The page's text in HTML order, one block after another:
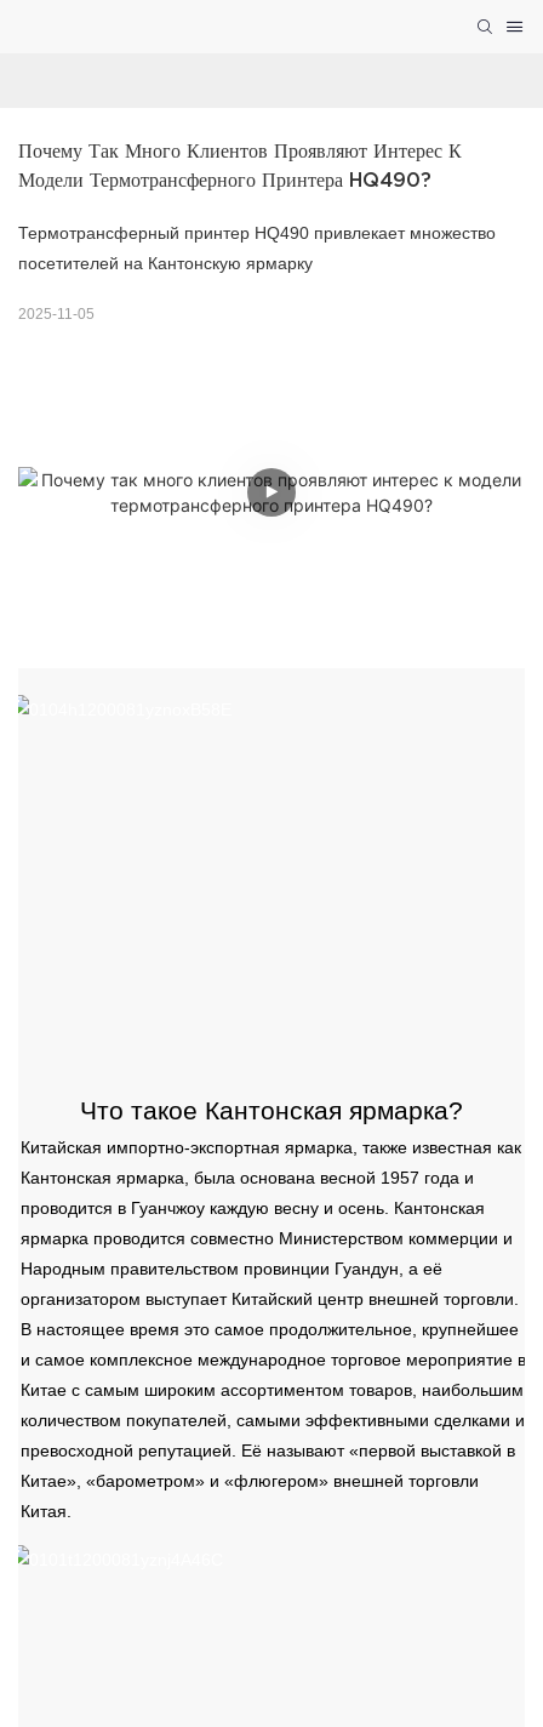
Почему Так Много Клиентов Проявляют Интерес К
Модели Термотрансферного Принтера HQ490?
Термотрансферный принтер HQ490 привлекает множество
посетителей на Кантонскую ярмарку
2025-11-05
Что такое Кантонская ярмарка?
Китайская импортно-экспортная ярмарка, также известная как
Кантонская ярмарка, была основана весной 1957 года и
проводится в Гуанчжоу каждую весну и осень. Кантонская
ярмарка проводится совместно Министерством коммерции и
Народным правительством провинции Гуандун, а её
организатором выступает Китайский центр внешней торговли.
В настоящее время это самое продолжительное, крупнейшее
и самое комплексное международное торговое мероприятие в
Китае с самым широким ассортиментом товаров, наибольшим
количеством покупателей, самыми эффективными сделками и
превосходной репутацией. Её называют «первой выставкой в ​​
Китае», «барометром» и «флюгером» внешней торговли
Китая.